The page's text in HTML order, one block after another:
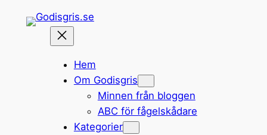
Hem
Om Godisgris
Minnen från bloggen
ABC för fågelskådare
Kategorier